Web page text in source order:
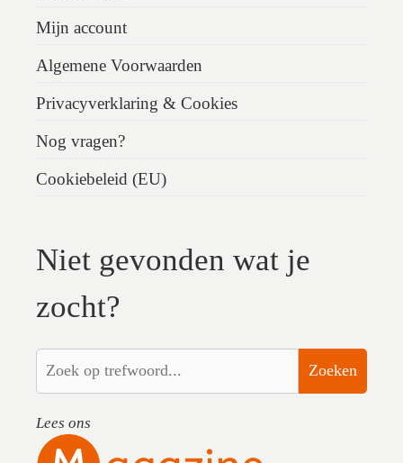
Mijn account
Algemene Voorwaarden
Privacyverklaring & Cookies
Nog vragen?
Cookiebeleid (EU)
Niet gevonden wat je
zocht?
Zoeken
Lees ons